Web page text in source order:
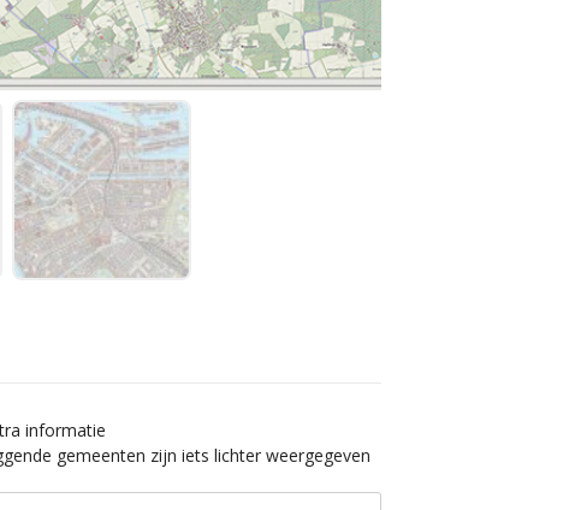
informatie
gemeenten zijn iets lichter weergegeven